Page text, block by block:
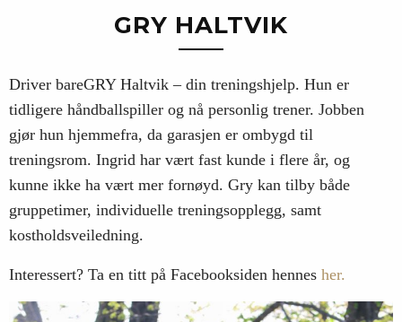
GRY HALTVIK
Driver bareGRY Haltvik – din treningshjelp. Hun er
tidligere håndballspiller og nå personlig trener. Jobben
gjør hun hjemmefra, da garasjen er ombygd til
treningsrom. Ingrid har vært fast kunde i flere år, og
kunne ikke ha vært mer fornøyd. Gry kan tilby både
gruppetimer, individuelle treningsopplegg, samt
kostholdsveiledning.
Interessert? Ta en titt på Facebooksiden hennes her.